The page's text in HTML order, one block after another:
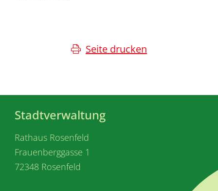
Seite drucken
Stadtverwaltung
Rathaus Rosenfeld
Frauenberggasse 1
72348 Rosenfeld